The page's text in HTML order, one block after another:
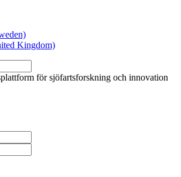
för sjöfartsforskning och innovation